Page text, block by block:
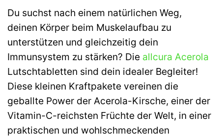
Du suchst nach einem natürlichen Weg,
deinen Körper beim Muskelaufbau zu
unterstützen und gleichzeitig dein
Immunsystem zu stärken? Die allcura Acerola
Lutschtabletten sind dein idealer Begleiter!
Diese kleinen Kraftpakete vereinen die
geballte Power der Acerola-Kirsche, einer der
Vitamin-C-reichsten Früchte der Welt, in einer
praktischen und wohlschmeckenden